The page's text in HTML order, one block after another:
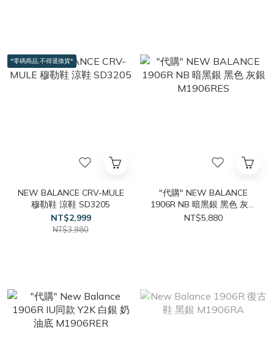
*零碼商品,不得退換貨*
NEW BALANCE CRV-MULE
穆勒鞋 涼鞋 SD3205
NT$2,999
NT$3,980
"代購" NEW BALANCE
1906R NB 暗黑銀 黑色 灰銀
M1906RES
NT$5,880